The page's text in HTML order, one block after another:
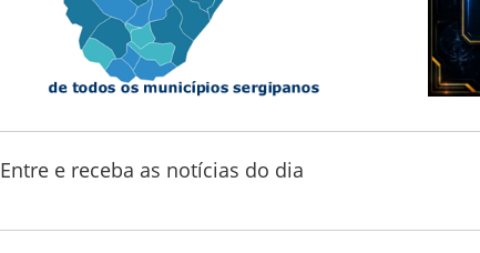
Entre e receba as notícias do dia